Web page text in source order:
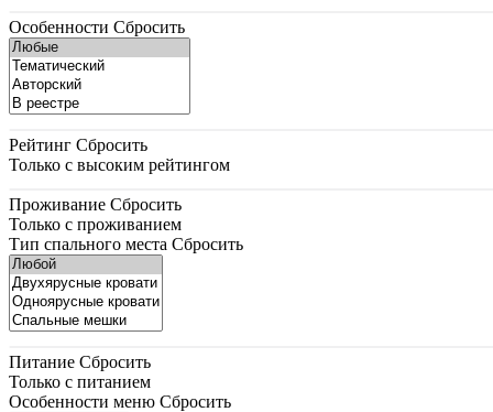
Особенности Сбросить
Рейтинг Сбросить
Только с высоким рейтингом
Проживание Сбросить
Только с проживанием
Тип спального места Сбросить
Питание Сбросить
Только с питанием
Особенности меню Сбросить